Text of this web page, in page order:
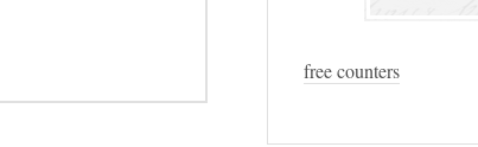
free counters